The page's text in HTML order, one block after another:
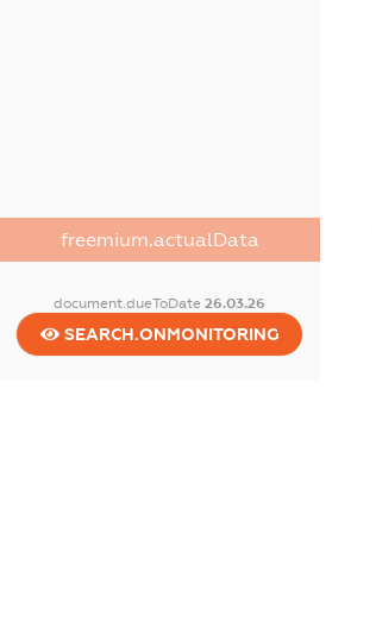
freemium.actualData
document.dueToDate26.03.26
SEARCH.ONMONITORING